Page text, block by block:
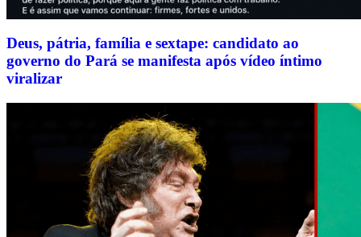
Deus, pátria, família e sextape: candidato ao
governo do Pará se manifesta após vídeo íntimo
viralizar